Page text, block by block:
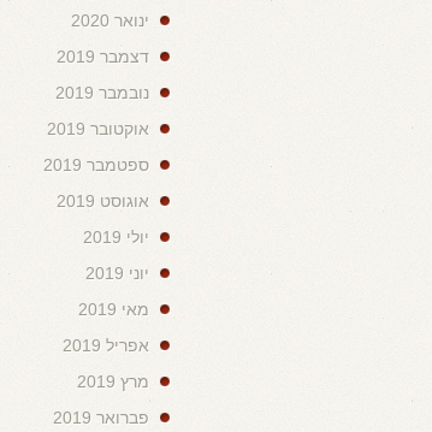
ינואר 2020
דצמבר 2019
נובמבר 2019
אוקטובר 2019
ספטמבר 2019
אוגוסט 2019
יולי 2019
יוני 2019
מאי 2019
אפריל 2019
מרץ 2019
פברואר 2019